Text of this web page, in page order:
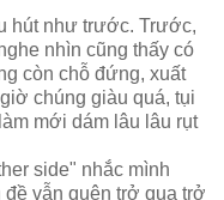
hút như trước. Trước,
nhìn cũng thấy có
còn chỗ đứng, xuất
chúng giàu quá, tụi
mới dám lâu lâu rụt
side" nhắc mình
vẫn quên trở qua trở